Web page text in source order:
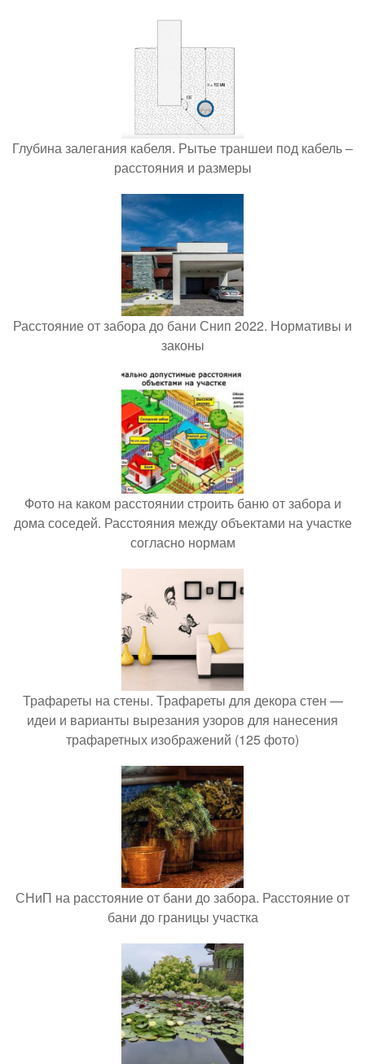
Глубина залегания кабеля. Рытье траншеи под кабель –
расстояния и размеры
Расстояние от забора до бани Снип 2022. Нормативы и
законы
Фото на каком расстоянии строить баню от забора и
дома соседей. Расстояния между объектами на участке
согласно нормам
Трафареты на стены. Трафареты для декора стен —
идеи и варианты вырезания узоров для нанесения
трафаретных изображений (125 фото)
СНиП на расстояние от бани до забора. Расстояние от
бани до границы участка